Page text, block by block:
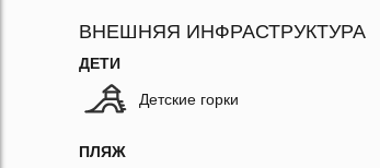
ВНЕШНЯЯ ИНФРАСТРУКТУРА
ДЕТИ
Детские горки
ПЛЯЖ